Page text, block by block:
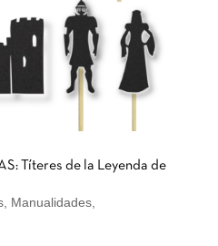
Títeres de la Leyenda de
, Manualidades,